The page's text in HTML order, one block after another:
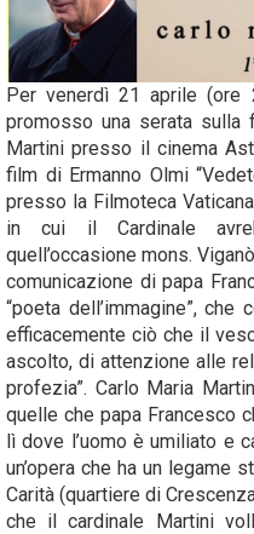
Per venerdì 21 aprile (ore
promosso una serata sulla
Martini presso il cinema
film di Ermanno Olmi
presso la Filmoteca
in cui il Cardinale
quell’occasione mons.
comunicazione di papa
“poeta dell’immagine”,
efficacemente ciò che il
ascolto, di attenzione alle
profezia”. Carlo Maria
quelle che papa Francesco
lì dove l’uomo è umiliato e
un’opera che ha un legame
Carità (quartiere di
che il cardinale Martini